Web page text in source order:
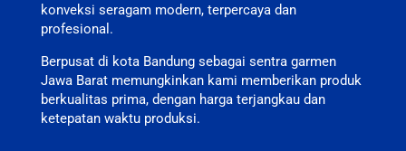
konveksi seragam modern, terpercaya dan
profesional.
Berpusat di kota Bandung sebagai sentra garmen
Jawa Barat memungkinkan kami memberikan produk
berkualitas prima, dengan harga terjangkau dan
ketepatan waktu produksi.